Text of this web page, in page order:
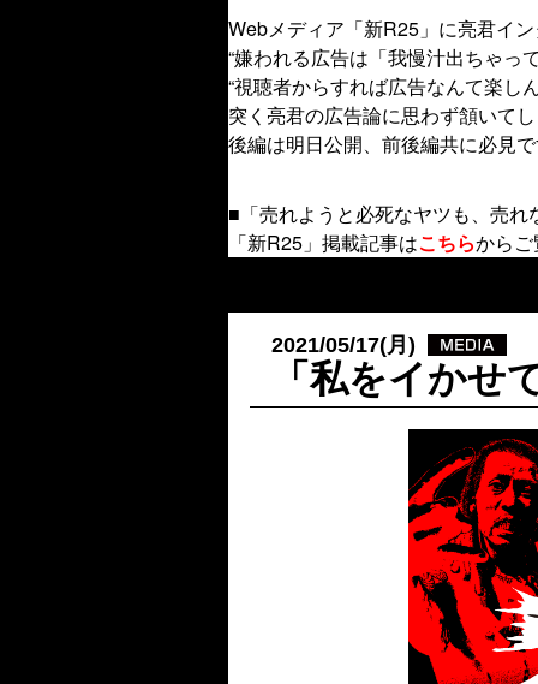
Webメディア「新R25」に亮君イ
“嫌われる広告は「我慢汁出ちゃっ
“視聴者からすれば広告なんて楽し
突く亮君の広告論に思わず頷いて
後編は明日公開、前後編共に必見
■「売れようと必死なヤツも、売
「新R25」掲載記事はこちらから
2021/05/17(月)
「私をイか